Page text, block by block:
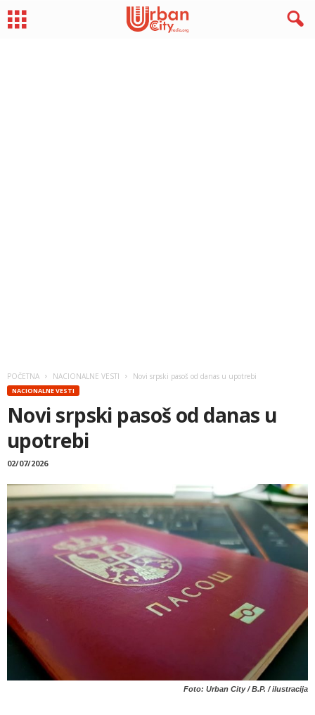
POČETNA NACIONALNE VESTI Novi srpski pasoš od danas u upotrebi
NACIONALNE VESTI
Novi srpski pasoš od danas u
upotrebi
02/07/2026
Foto: Urban City / B.P. / ilustracija